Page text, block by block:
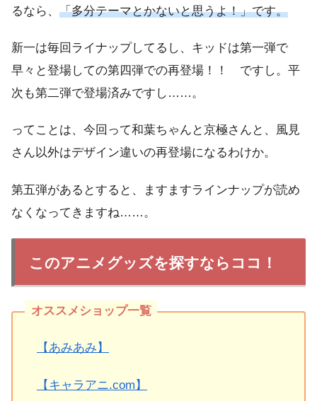
るなら、 「多分テーマとかないと思うよ！」です。
新一は毎回ライナップしてるし、キッドは第一弾で
早々と登場しての第四弾での再登場！！ ですし。平
次も第二弾で登場済みですし……。
ってことは、今回って和葉ちゃんと京極さんと、風見
さん以外はデザイン違いの再登場になるわけか。
第五弾があるとすると、ますますラインナップが読め
なくなってきますね……。
このアニメグッズを探すならココ！
【あみあみ】
【キャラアニ.com】